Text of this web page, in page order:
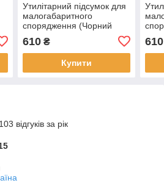
Утилітарний підсумок для
малогабаритного
спорядження (Чорний
610₴
Купити
610
відгуків за рік